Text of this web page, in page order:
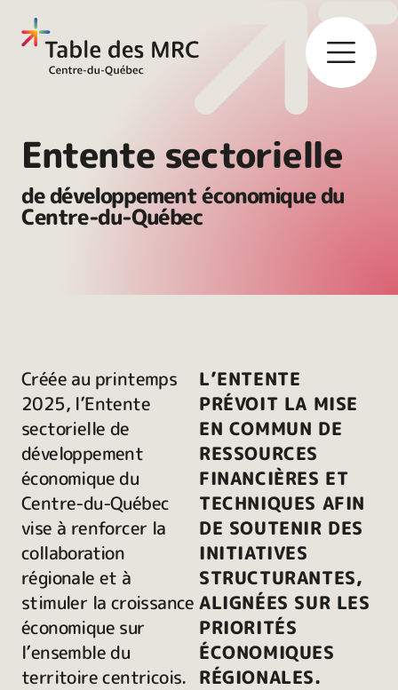
Entente sectorielle
de développement économique du
Centre-du-Québec
Créée au printemps
2025, l’Entente
sectorielle de
développement
économique du
Centre-du-Québec
vise à renforcer la
collaboration
régionale et à
stimuler la croissance
économique sur
l’ensemble du
territoire centricois.
L’ENTENTE
PRÉVOIT LA MISE
EN COMMUN DE
RESSOURCES
FINANCIÈRES ET
TECHNIQUES AFIN
DE SOUTENIR DES
INITIATIVES
STRUCTURANTES,
ALIGNÉES SUR LES
PRIORITÉS
ÉCONOMIQUES
RÉGIONALES.